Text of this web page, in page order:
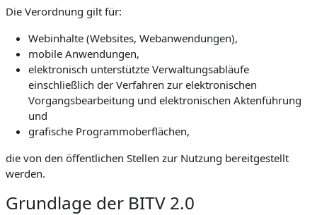
Die Verordnung gilt für:
Webinhalte (Websites, Webanwendungen),
mobile Anwendungen,
elektronisch unterstützte Verwaltungsabläufe
einschließlich der Verfahren zur elektronischen
Vorgangsbearbeitung und elektronischen Aktenführung
und
grafische Programmoberflächen,
die von den öffentlichen Stellen zur Nutzung bereitgestellt
werden.
Grundlage der BITV 2.0